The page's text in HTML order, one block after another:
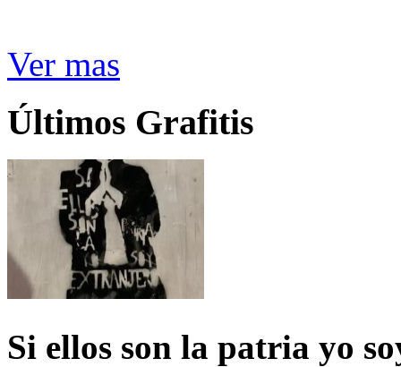
Ver mas
Últimos Grafitis
Si ellos son la patria yo